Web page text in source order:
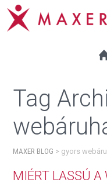
Tag
MAXER BLOG > gyors
MIÉRT LASSÚ A